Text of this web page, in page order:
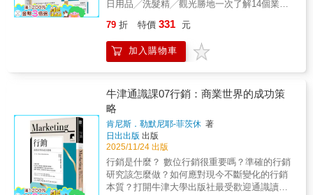
聖經。──企業家及勵志演說家布萊德‧柏頓
（Brad Burton）無論你是創業人、企業的社群
不可不懂的網紅行銷實戰學》都是一本不可錯
過的必讀之作。這本書充滿深刻洞見，除了翔
實的案例分析之外，還涵蓋豐富的實例與可立
他的經驗和專業貫穿全書。我們何其有幸，能
從中汲取他傾囊相授的智慧。──Snug共同創辦
人蘿倫‧哈寧芬（Lauren Hannifan）戈登為任何
想瞭解網紅行銷的人，打造了一本內容精闢且
易於吸收的實用指南。這本書不僅充滿創意巧
思，更提供具體可行的建議，是網紅行銷領域
不可或缺的工具。書中新增AI相關章節，並深
入剖析個人與商業品牌的塑造，為希望將網紅
或合作，友好或敵對；每天都在做一些事情，
現象，樂觀或悲觀，糾結或釋懷……，這些無
一不牽涉到「賽局」。 有人的地方就有較
量，人人都是賽局的局中人。不管你是否了解
賽局論，實際上隨時都在與他人、自己及周遭
環境進行著較量與博弈。或許你還從中掌握了
一些賽局的技巧，諸如：弱小的時候選擇借用
強者的優勢、做生意的時候選擇「冷門」項
目、打不過先認輸……等等。 當然，在賽
局中，每個人都想成為勝者，每個人都想盡辦
法達到自己的利益最大化。然而這是不現實
的，正如戰場上沒有永遠的贏家，不管是哪一
種賽局，不管你與誰進行賽局，即便運用了最
作。首先，從調整心態開始，並搭配書中提供5
大面向、69個寫作祕技，人人都能掌握流量寫
球的超有料編輯，從經營個人品牌開始，僅僅
半年，粉絲追蹤人數成長100%！從心法到技
法，包含靈感培養、段落安排、鎖定讀者、下
三大要訣，寫出讓人瘋狂轉發的文章 社群平
台那麼多，從哪一個開始練筆最好？ 萬年不
敗！以五大主題，寫出「讓讀者付費」的內容
兩大寫作要點，有效抓住讀者眼球 用「放大
鏡理論」，精準掌握讀者樣貌▍ 方法對了，
寫作就能很輕鬆、很快樂！本書集結作者十多
年編輯生涯，所鍛鍊出來的寫作技巧和知識。
由於企劃過許多暢銷書，作者更能以「內容」
日用品╱洗髮精╱觀光勝地一次了解14個業界
魅力」的方法本書目的是使用相同的框架比較
各個業界的特徵，指出各個業界的行銷方式有
何不同，並且提供「該做的事」與「不必做的
員或顧問，一般企業的行銷人員也請務必關注
自己所屬產業或負責商品以外的產業與類別。
透過比較將能更清楚地掌握所負責商品的「定
位」，並精準掌握應該著重的行銷措施。
79 折 特價 331 元
加入購物車
牛津通識課07行銷：商業世界的成功策
略
肯尼斯．勒默尼耶-菲茨休 著
日出出版 出版
2025/11/24 出版
行銷是什麼？ 數位行銷很重要嗎？準確的行銷
研究該怎麼做？如何應對現今不斷變化的行銷
本質？打開牛津大學出版社最受歡迎通識讀